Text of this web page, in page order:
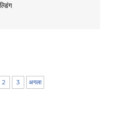
2 3 अगला